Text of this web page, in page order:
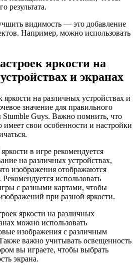
результата.
видимость — это добавление
Например, можно использовать
яркости на
и экранах
яркости на различных устройствах и
значение для правильного
Stumble Guys. Важно помнить, что
имеет свои особенности и настройки
в игре рекомендуется
на различных устройствах,
изображения отображаются
использовать
с разными картами, чтобы
при разной яркости.
яркости на различных
можно использовать
изображения с различным
важно учитывать освещенность
вы играете, чтобы выбрать
экрана.